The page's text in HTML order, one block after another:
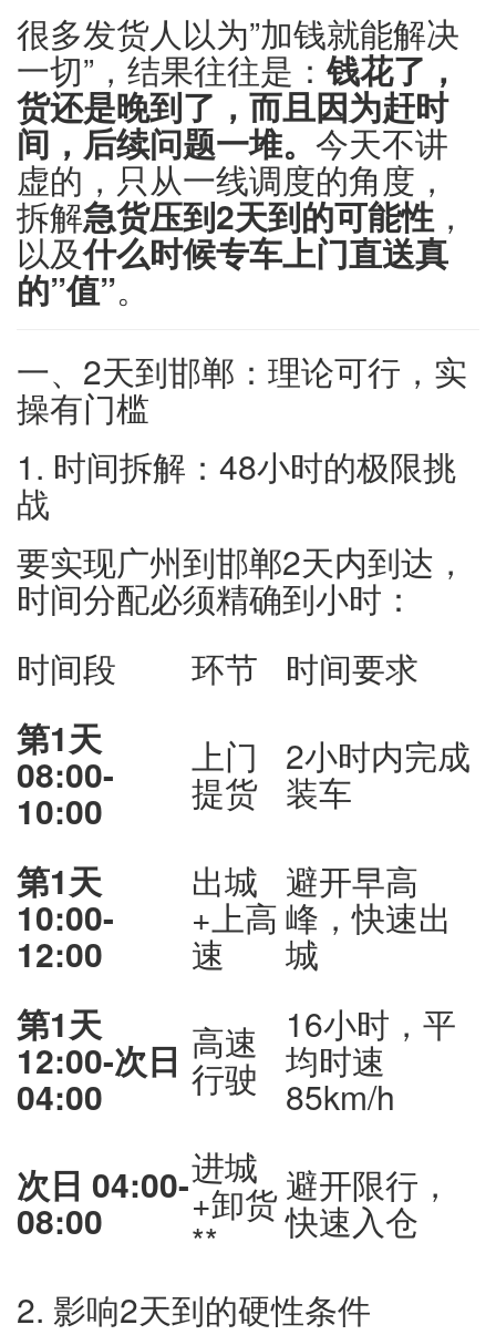
很多发货人以为”加钱就能解决
一切”，结果往往是：钱花了，
货还是晚到了，而且因为赶时
间，后续问题一堆。 今天不讲
虚的，只从一线调度的角度，
拆解急货压到2天到的可能性，
以及什么时候专车上门直送真
的”值”。
一、2天到邯郸：理论可行，实
操有门槛
1. 时间拆解：48小时的极限挑
战
要实现广州到邯郸2天内到达，
时间分配必须精确到小时：
时间段
环节
时间要求
第1天
08:00-
10:00
上门
提货
2小时内完成
装车
第1天
10:00-
12:00
出城
+上高
速
避开早高
峰，快速出
城
第1天
12:00-次日
04:00
高速
行驶
16小时，平
均时速
85km/h
次日 04:00-
08:00
进城
+卸货
**
避开限行，
快速入仓
2. 影响2天到的硬性条件